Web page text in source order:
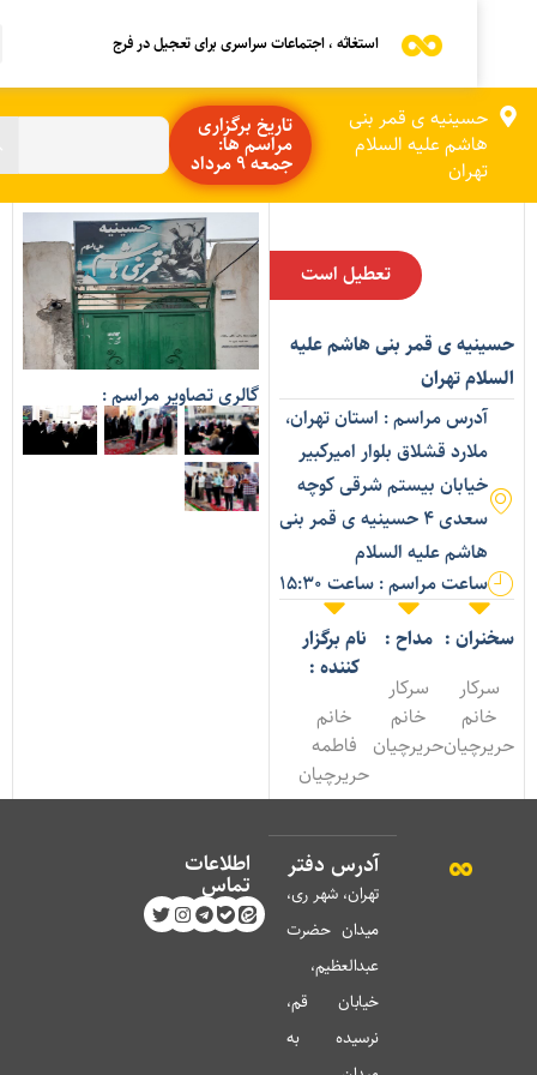
استغاثه ، اجتماعات سراسری برای تعجیل در فرج
حسینیه ی قمر بنی
هاشم علیه السلام
تهران
تاریخ برگزاری
مراسم ها:
جمعه 9 مرداد
تعطیل است
ی قمر بنی هاشم علیه
تهران
آدرس مراسم : استان تهران،
ملارد قشلاق بلوار امیرکبیر
خیابان بیستم شرقی کوچه
سعدی ۴ حسینیه ی قمر بنی
هاشم علیه السلام
ساعت مراسم : ساعت 15:30
:
سرکار
خانم
مداح :
سرکار
خانم
حریرچیان
نام برگزار
کننده :
خانم
فاطمه
حریرچیان
گالری تصاویر مراسم :
آدرس دفتر
تهران، شهر ری،
میدان حضرت
عبدالعظیم،
خیابان قم،
نرسیده به
اطلاعات
تماس